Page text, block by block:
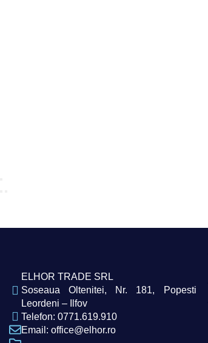
ELHOR TRADE SRL
Soseaua Oltenitei, Nr. 181, Popesti
Leordeni – Ilfov
Telefon: 0771.619.910
Email: office@elhor.ro